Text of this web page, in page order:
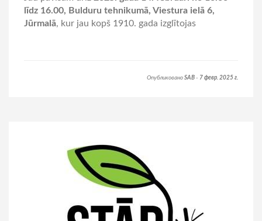
līdz 16.00, Bulduru tehnikumā, Viestura ielā 6,
Jūrmalā, kur jau kopš 1910. gada izglītojas
Опубликовано SAB - 7 февр. 2025 г.